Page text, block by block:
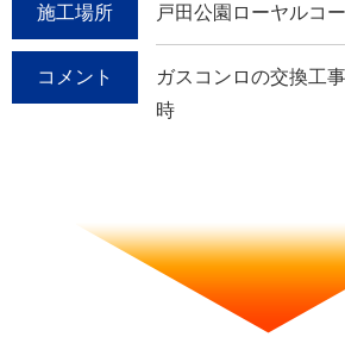
施工場所 戸田公園ローヤルコ
コメント
ガスコンロの交換工
時